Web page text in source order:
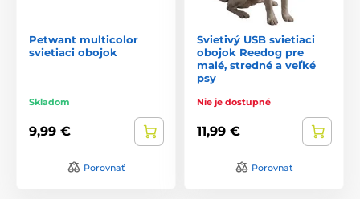
Petwant multicolor
svietiaci obojok
Skladom
9,99 €
Porovnať
Svietivý USB svietiaci
obojok Reedog pre
malé, stredné a veľké
psy
Nie je dostupné
11,99 €
Porovnať